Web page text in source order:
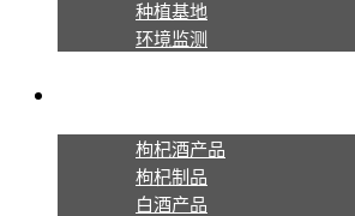
种植基地
环境监测
枸杞酒产品
枸杞制品
白酒产品